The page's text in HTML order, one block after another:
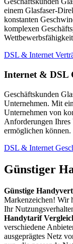
einem Glasfaser-
konstanten
komplexen
DSL & Internet
Internet & DSL
Geschäftskunden
Unternehmen. Mit
Unternehmen von
Anforderungen Ihres
ermöglichen können.
DSL & Internet
Günstiger
Günstige
Markenzeichen! Wir
Ihr
Handytarif
verschiedene
ausgeprägtes Netz